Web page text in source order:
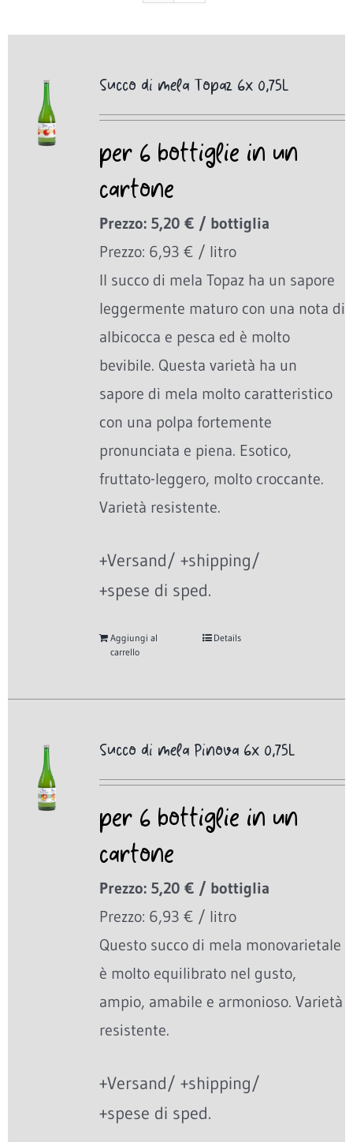
Succo di mela Topaz 6x 0,75L
per 6 bottiglie in un
cartone
Prezzo: 5,20 € / bottiglia
Prezzo: 6,93 € / litro
Il succo di mela Topaz ha un sapore
leggermente maturo con una nota di
albicocca e pesca ed è molto
bevibile. Questa varietà ha un
sapore di mela molto caratteristico
con una polpa fortemente
pronunciata e piena. Esotico,
fruttato-leggero, molto croccante.
Varietà resistente.
+Versand/ +shipping/
+spese di sped.
Aggiungi al
carrello
Details
Succo di mela Pinova 6x 0,75L
per 6 bottiglie in un
cartone
Prezzo: 5,20 € / bottiglia
Prezzo: 6,93 € / litro
Questo succo di mela monovarietale
è molto equilibrato nel gusto,
ampio, amabile e armonioso. Varietà
resistente.
+Versand/ +shipping/
+spese di sped.